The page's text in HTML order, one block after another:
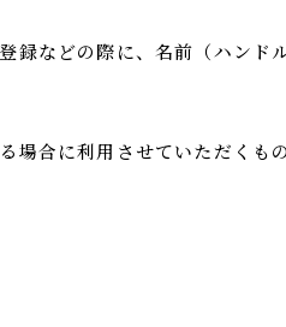
録などの際に、名前（ハンド
場合に利用させていただくも